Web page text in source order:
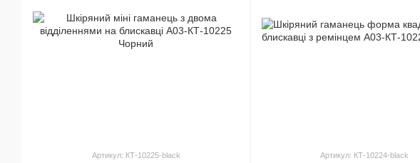
Артикул: КТ-10225-black Артикул: КТ-10224-black